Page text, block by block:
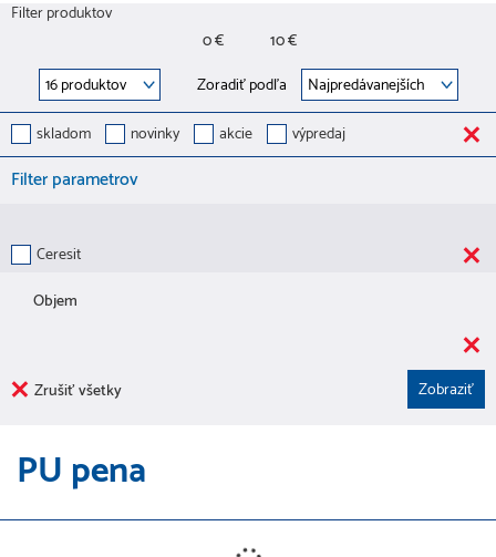
Filter produktov
0 €
10 €
Zoradiť podľa
skladom
novinky akcie výpredaj
Filter parametrov
Ceresit
Objem
Zrušiť všetky
PU pena